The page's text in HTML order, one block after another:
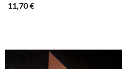
11,70€